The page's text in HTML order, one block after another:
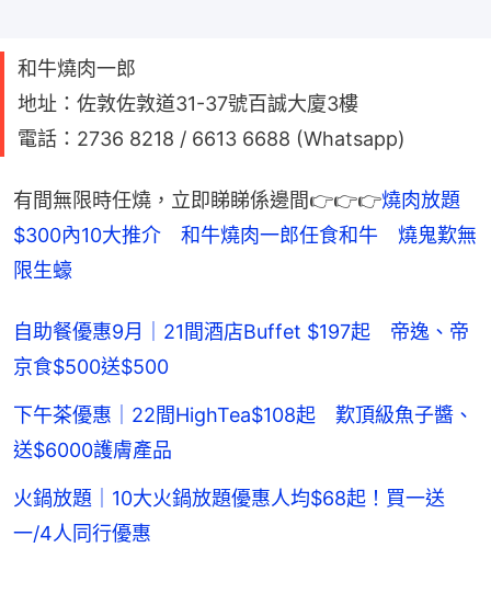
和牛燒肉一郎
地址：佐敦佐敦道31-37號百誠大廈3樓
電話：2736 8218 / 6613 6688 (Whatsapp)
有間無限時任燒，立即睇睇係邊間👉👉👉燒肉放題
$300內10大推介　和牛燒肉一郎任食和牛　燒鬼歎無
限生蠔
自助餐優惠9月｜21間酒店Buffet $197起 帝逸、帝
京食$500送$500
下午茶優惠｜22間HighTea$108起 歎頂級魚子醬、
送$6000護膚產品
火鍋放題｜10大火鍋放題優惠人均$68起！買一送
一/4人同行優惠